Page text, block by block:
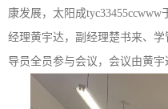
康发展，太阳成tyc33455ccwww
经理黄宇达，副经理楚书来、
导员全员参与会议，会议由黄宇